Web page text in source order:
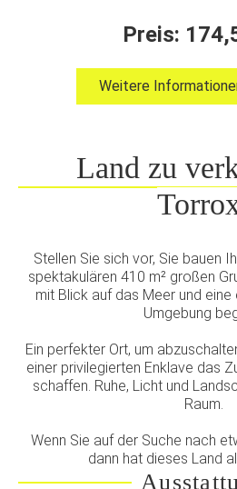
Preis:
Weitere
Land zu
Stellen Sie sich vor, Sie bauen
spektakulären 410 m² großen
mit Blick auf das Meer und
Umgebung
Ein perfekter Ort, um
einer privilegierten Enklave das
schaffen. Ruhe, Licht und
Raum.
Wenn Sie auf der Suche nach
dann hat dieses Land